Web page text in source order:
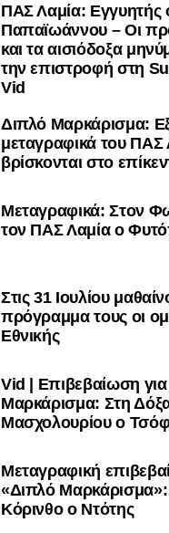
ΠΑΣ Λαμία: Εγγυητής
Παπαϊωάννου – Οι
και τα αισιόδοξα
την επιστροφή στη
Vid
Διπλό Μαρκάρισμα:
μεταγραφικά του ΠΑΣ
βρίσκονται στο
Μεταγραφικά: Στον
τον ΠΑΣ Λαμία ο
Στις 31 Ιουλίου
πρόγραμμα τους οι
Εθνικής
Vid | Επιβεβαίωση
Μαρκάρισμα: Στη
Μασχολουρίου ο
Μεταγραφική
«Διπλό
Κόρινθο ο Ντότης